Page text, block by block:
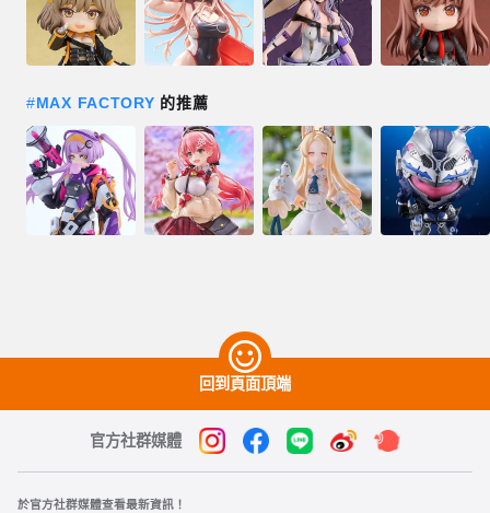
#MAX FACTORY 的推薦
回到頁面頂端
官方社群媒體
於官方社群媒體查看最新資訊！